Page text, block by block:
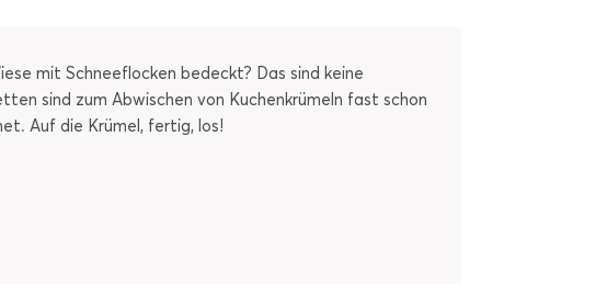
mit Schneeflocken bedeckt? Das sind keine
sind zum Abwischen von Kuchenkrümeln fast schon
Auf die Krümel, fertig, los!